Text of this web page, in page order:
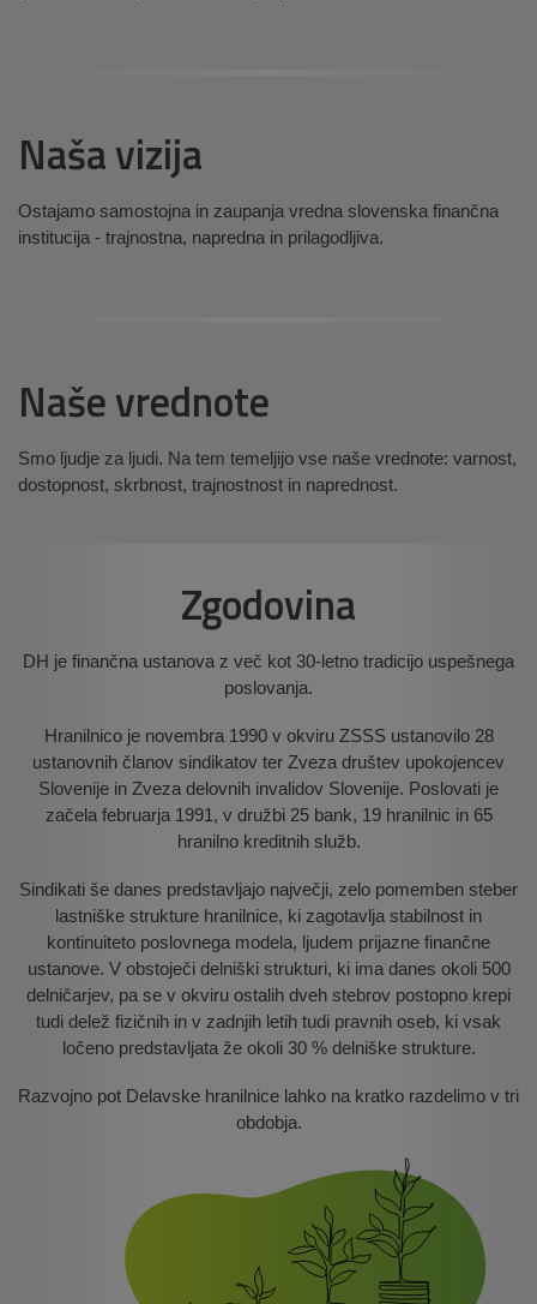
Naša vizija
Ostajamo samostojna in zaupanja vredna slovenska finančna
institucija - trajnostna, napredna in prilagodljiva.
Naše vrednote
Smo ljudje za ljudi. Na tem temeljijo vse naše vrednote: varnost,
dostopnost, skrbnost, trajnostnost in naprednost.
Zgodovina
DH je finančna ustanova z več kot 30-letno tradicijo uspešnega
poslovanja.
Hranilnico je novembra 1990 v okviru ZSSS ustanovilo 28
ustanovnih članov sindikatov ter Zveza društev upokojencev
Slovenije in Zveza delovnih invalidov Slovenije. Poslovati je
začela februarja 1991, v družbi 25 bank, 19 hranilnic in 65
hranilno kreditnih služb.
Sindikati še danes predstavljajo največji, zelo pomemben steber
lastniške strukture hranilnice, ki zagotavlja stabilnost in
kontinuiteto poslovnega modela, ljudem prijazne finančne
ustanove. V obstoječi delniški strukturi, ki ima danes okoli 500
delničarjev, pa se v okviru ostalih dveh stebrov postopno krepi
tudi delež fizičnih in v zadnjih letih tudi pravnih oseb, ki vsak
ločeno predstavljata že okoli 30 % delniške strukture.
Razvojno pot Delavske hranilnice lahko na kratko razdelimo v tri
obdobja.